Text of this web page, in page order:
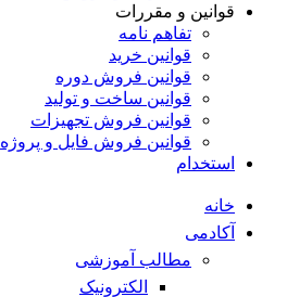
قوانین و مقررات
تفاهم نامه
قوانین خرید
قوانین فروش دوره
قوانین ساخت و تولید
قوانین فروش تجهیزات
قوانین فروش فایل و پروژه
استخدام
خانه
آکادمی
مطالب آموزشی
الکترونیک